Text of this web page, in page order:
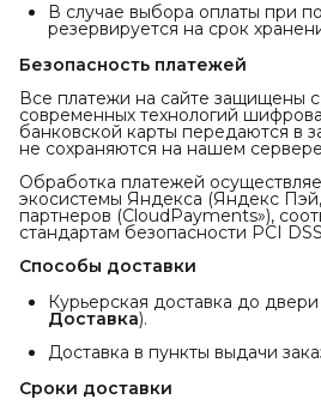
В случае выбора оплаты при
резервируется на срок
Безопасность платежей
Все платежи на сайте защищены
современных технологий
банковской карты передаются в
не сохраняются на нашем
Обработка платежей
экосистемы Яндекса (Яндекс
партнеров (CloudPayments»),
стандартам безопасности PCI
Способы доставки
Курьерская доставка до
Доставка).
Доставка в пункты выдачи
Сроки доставки